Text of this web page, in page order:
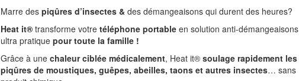
Marre des piqûres d’insectes & des démangeaisons qui durent des heures?
Heat it® transforme votre téléphone portable en solution anti-démangeaisons
ultra pratique pour toute la famille !
Grâce à une chaleur ciblée médicalement, Heat it® soulage rapidement les
piqûres de moustiques, guêpes, abeilles, taons et autres insectes… sans